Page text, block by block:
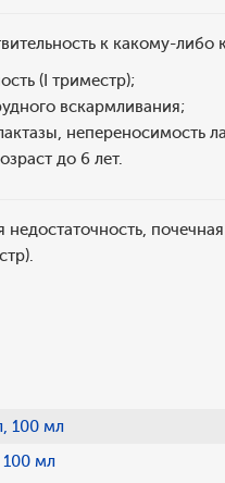
к какому-
(I триместр);
вскармливания;
непереносимость
до 6 лет.
недостаточность,
100 мл
мл